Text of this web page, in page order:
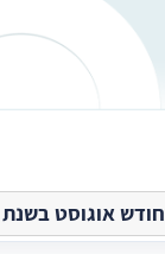
אוגוסט בשנת